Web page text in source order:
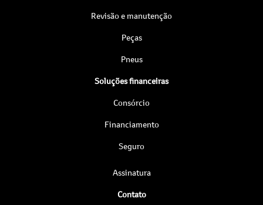
Revisão e manutenção
Peças
Pneus
Soluções financeiras
Consórcio
Financiamento
Seguro
Assinatura
Contato